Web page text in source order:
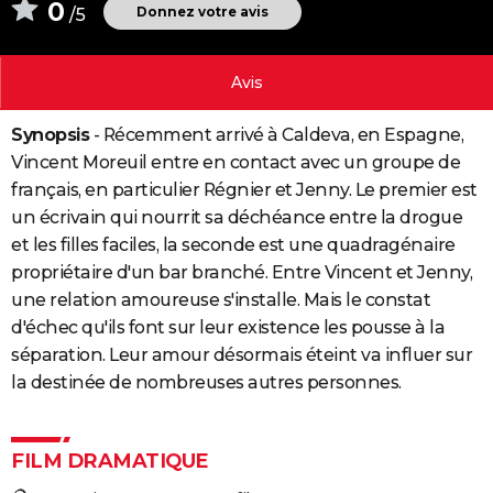
Destinations
City break
Voyage nature
Voyage de noces
Forum
Climat
+PHOTO
BONS PLANS
CARTE DE VOEUX
Carte de Noël
Carte Bonne année
Carte Saint-Valentin
Carte Pâques
Carte d'anniversaire
DICTIONNAIRE
Dictionnaire
Biographies
Citations
Expressions
Proverbes
PROGRAMME TV
COPAINS D'AVANT
S'inscrire
Se connecter
Lycées
Collèges
Primaires
Universités
Entreprises
Service militaire
Avis de recherche
AVIS DE DÉCÈS
FORUM
0 /5 Donnez votre avis
Avis
Synopsis- Récemment arrivé à Caldeva, en Espagne,
Vincent Moreuil entre en contact avec un groupe de
français, en particulier Régnier et Jenny. Le premier est
un écrivain qui nourrit sa déchéance entre la drogue
et les filles faciles, la seconde est une quadragénaire
propriétaire d'un bar branché. Entre Vincent et Jenny,
une relation amoureuse s'installe. Mais le constat
d'échec qu'ils font sur leur existence les pousse à la
séparation. Leur amour désormais éteint va influer sur
la destinée de nombreuses autres personnes.
FILM DRAMATIQUE